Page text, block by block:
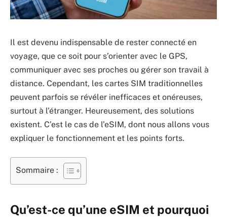
Il est devenu indispensable de rester connecté en
voyage, que ce soit pour s’orienter avec le GPS,
communiquer avec ses proches ou gérer son travail à
distance. Cependant, les cartes SIM traditionnelles
peuvent parfois se révéler inefficaces et onéreuses,
surtout à l’étranger. Heureusement, des solutions
existent. C’est le cas de l’eSIM, dont nous allons vous
expliquer le fonctionnement et les points forts.
Sommaire :
Qu’est-ce qu’une eSIM et pourquoi